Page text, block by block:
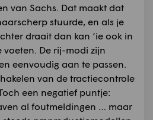
van Sachs. Dat maakt dat
stuurde, en als je
draait dan kan ‘ie ook in
De rij-modi zijn
eenvoudig aan te passen.
van de tractiecontrole
een negatief puntje:
al foutmeldingen … maar